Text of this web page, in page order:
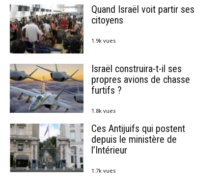
Quand Israël voit partir ses
citoyens
1.9k vues
Israël construira-t-il ses
propres avions de chasse
furtifs ?
1.8k vues
Ces Antijuifs qui postent
depuis le ministère de
l’Intérieur
1.7k vues